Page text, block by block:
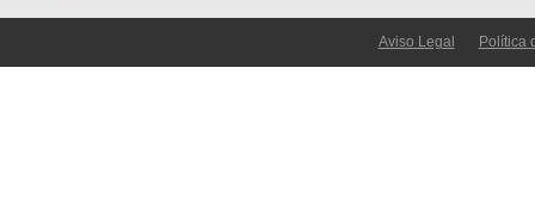
Aviso Legal Política